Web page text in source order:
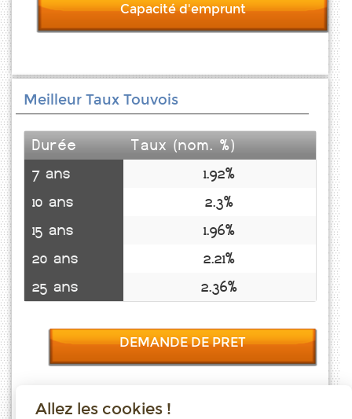
Capacité d'emprunt
Meilleur Taux Touvois
Durée
Taux (nom. %)
7 ans
1.92%
10 ans
2.3%
15 ans
1.96%
20 ans
2.21%
25 ans
2.36%
DEMANDE DE PRET
Taux emprunt actualisés (Touvois) toutes les semaines. Taux
Allez les cookies !